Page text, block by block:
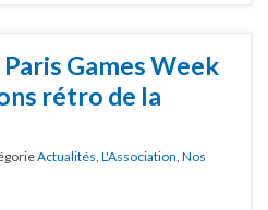
Paris Games Week
rétro de la
Actualités L'Association Nos